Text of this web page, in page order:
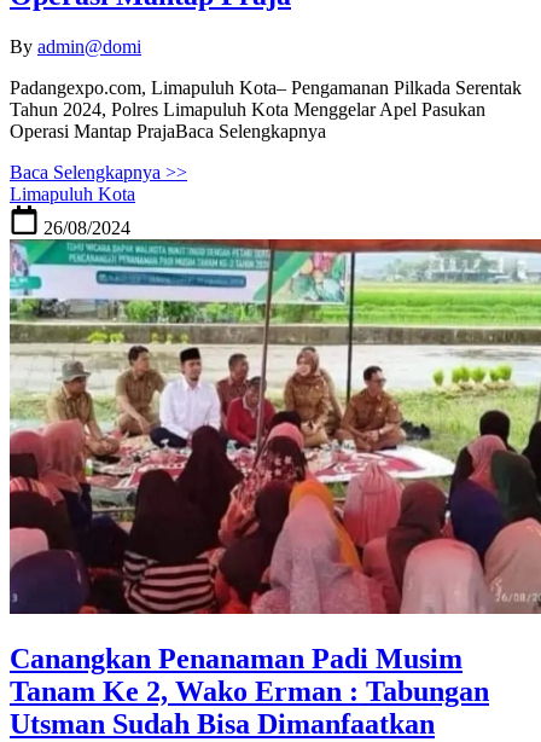
By admin@domi
Padangexpo.com, Limapuluh Kota– Pengamanan Pilkada Serentak
Tahun 2024, Polres Limapuluh Kota Menggelar Apel Pasukan
Operasi Mantap PrajaBaca Selengkapnya
Baca Selengkapnya >>
Limapuluh Kota
26/08/2024
Canangkan Penanaman Padi Musim
Tanam Ke 2, Wako Erman : Tabungan
Utsman Sudah Bisa Dimanfaatkan